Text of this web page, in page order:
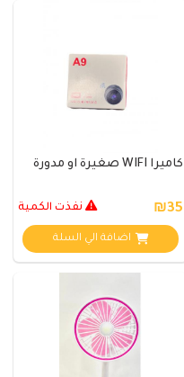
كاميرا WIFI صغيرة او مدورة
₪35 نفذت الكمية
اضافة الي السلة